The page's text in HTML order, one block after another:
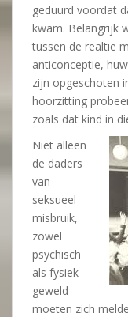
geduurd voordat
kwam. Belangrijk
tussen de realtie
anticonceptie,
zijn opgeschoten
hoorzitting
zoals dat kind in
Niet alleen
de daders
van
seksueel
misbruik,
zowel
psychisch
als fysiek
geweld
moeten zich